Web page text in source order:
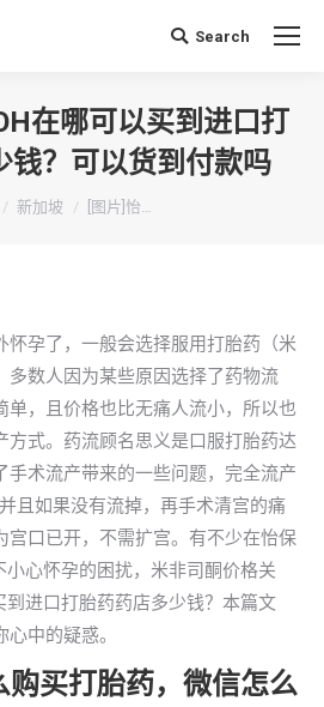
搜 Search
在哪可以买到进口打
钱？可以货到付款吗
里：
新加坡 [图片]怡…
怀孕了，一般会选择服用打胎药（米
多数人因为某些原因选择了药物流
单，且价格也比无痛人流小，所以也
方式。药流顾名思义是口服打胎药达
手术流产带来的一些问题，完全流产
且如果没有流掉，再手术清宫的痛
宫口已开，不需扩宫。有不少在怡保
心怀孕的困扰，米非司酮价格关
到进口打胎药药店多少钱？本篇文
中的疑惑。
购买打胎药，微信怎么